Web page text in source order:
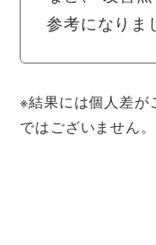
参考になりま
※結果には個人差が
ではございません。